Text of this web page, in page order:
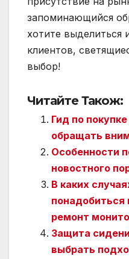
запоминающийся
хотите выделиться
клиентов,
выбор!
Читайте Також:
Гид по
обращать
Особенности
новостного
В каких
ремонт
Защита
выбрать